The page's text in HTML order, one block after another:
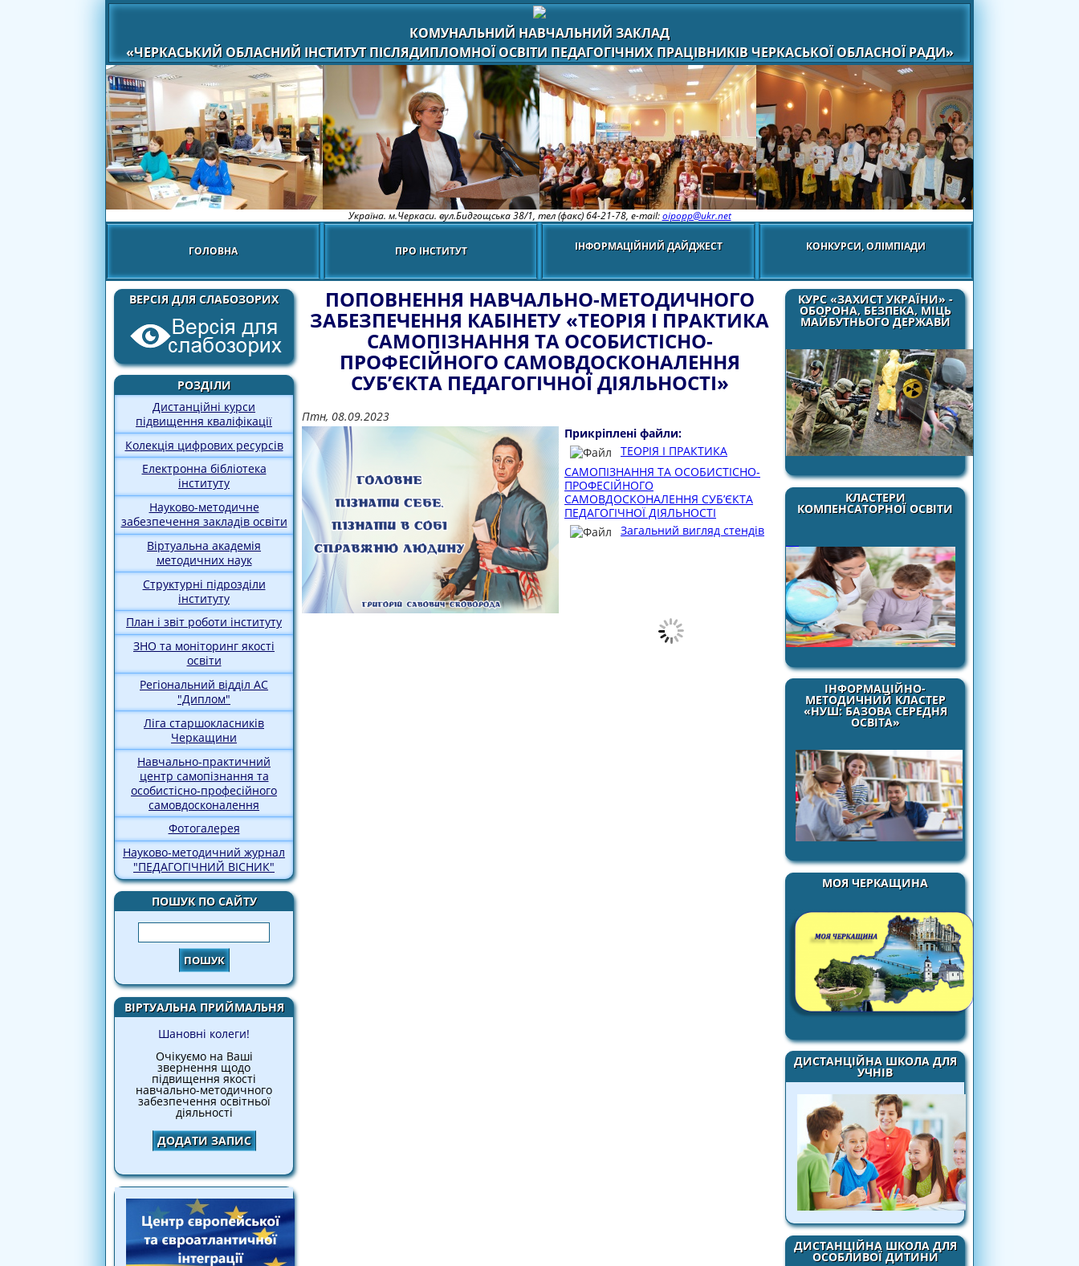
КОМУНАЛЬНИЙ НАВЧАЛЬНИЙ ЗАКЛАД
«ЧЕРКАСЬКИЙ ОБЛАСНИЙ ІНСТИТУТ ПІСЛЯДИПЛОМНОЇ ОСВІТИ ПЕДАГОГІЧНИХ ПРАЦІВНИКІВ ЧЕРКАСЬКОЇ ОБЛАСНОЇ РАДИ»
Україна. м.Черкаси. вул.Бидгощська 38/1, тел (факс) 64-21-78, e-mail:oipopp@ukr.net
ГОЛОВНА ПРО ІНСТИТУТ ІНФОРМАЦІЙНИЙ ДАЙДЖЕСТ КОНКУРСИ, ОЛІМПІАДИ
ВЕРСІЯ ДЛЯ СЛАБОЗОРИХ
РОЗДІЛИ
Дистанційні курси
підвищення кваліфікації
Колекція цифрових ресурсів
Електронна бібліотека
інституту
Науково-методичне
забезпечення закладів освіти
Віртуальна академія
методичних наук
Структурні підрозділи
інституту
План і звіт роботи інституту
ЗНО та моніторинг якості
освіти
Регіональний відділ АС
"Диплом"
Ліга старшокласників
Черкащини
Навчально-практичний
центр самопізнання та
особистісно-професійного
самовдосконалення
Фотогалерея
Науково-методичний журнал
"ПЕДАГОГІЧНИЙ ВІСНИК"
ПОШУК ПО САЙТУ
Пошук
ВІРТУАЛЬНА ПРИЙМАЛЬНЯ
Шановні колеги!
Очікуємо на Ваші
звернення щодо
підвищення якості
навчально-методичного
забезпечення освітньої
діяльності
ДОДАТИ ЗАПИС
КУРС «ЗАХИСТ УКРАЇНИ» -
ОБОРОНА, БЕЗПЕКА, МІЦЬ
МАЙБУТНЬОГО ДЕРЖАВИ
КЛАСТЕРИ
КОМПЕНСАТОРНОЇ ОСВІТИ
ІНФОРМАЦІЙНО-
МЕТОДИЧНИЙ КЛАСТЕР
«НУШ: БАЗОВА СЕРЕДНЯ
ОСВІТА»
МОЯ ЧЕРКАЩИНА
ДИСТАНЦІЙНА ШКОЛА ДЛЯ
УЧНІВ
ДИСТАНЦІЙНА ШКОЛА ДЛЯ
ОСОБЛИВОЇ ДИТИНИ
ПОПОВНЕННЯ НАВЧАЛЬНО-МЕТОДИЧНОГО
ЗАБЕЗПЕЧЕННЯ КАБІНЕТУ «ТЕОРІЯ І ПРАКТИКА
САМОПІЗНАННЯ ТА ОСОБИСТІСНО-
ПРОФЕСІЙНОГО САМОВДОСКОНАЛЕННЯ
СУБ’ЄКТА ПЕДАГОГІЧНОЇ ДІЯЛЬНОСТІ»
Птн, 08.09.2023
Прикріплені файли:
ТЕОРІЯ І ПРАКТИКА
САМОПІЗНАННЯ ТА ОСОБИСТІСНО-
ПРОФЕСІЙНОГО
САМОВДОСКОНАЛЕННЯ СУБ’ЄКТА
ПЕДАГОГІЧНОЇ ДІЯЛЬНОСТІ
Загальний вигляд стендів